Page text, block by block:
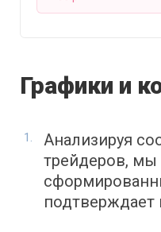
Графики и
Анализируя
трейдеров,
подтверждает